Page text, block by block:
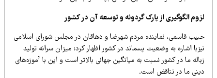
پارک گردونه و توسعه آن در کشور
مردم شهرضا و دهاقان در مجلس شورایاسلامی
پسماند در کشور اظهار کرد: می زانسرانه تولید
به م یانگینجهانیبالاتر است و ای نبا آموزه‌های
است.